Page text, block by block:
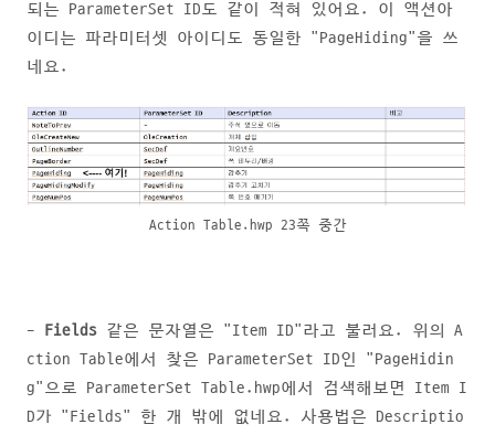
되는 ParameterSet ID도 같이 적혀 있어요. 이 액션아
이디는 파라미터셋 아이디도 동일한 "PageHiding"을 쓰
네요.
Action Table.hwp 23쪽 중간
- Fields 같은 문자열은 "Item ID"라고 불러요. 위의 A
ction Table에서 찾은 ParameterSet ID인 "PageHidin
g"으로 ParameterSet Table.hwp에서 검색해보면 Item I
D가 "Fields" 한 개 밖에 없네요. 사용법은 Descriptio